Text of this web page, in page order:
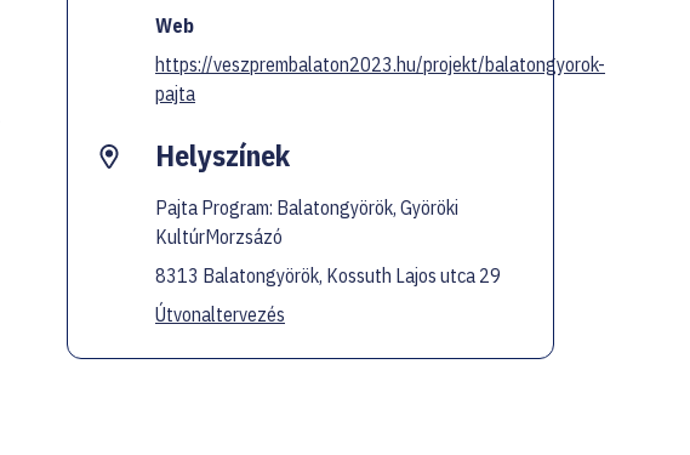
Web
https://veszprembalaton2023.hu/projekt/balatongyorok-
pajta
Helyszínek
Pajta Program: Balatongyörök, Györöki
KultúrMorzsázó
8313 Balatongyörök, Kossuth Lajos utca 29
Útvonaltervezés